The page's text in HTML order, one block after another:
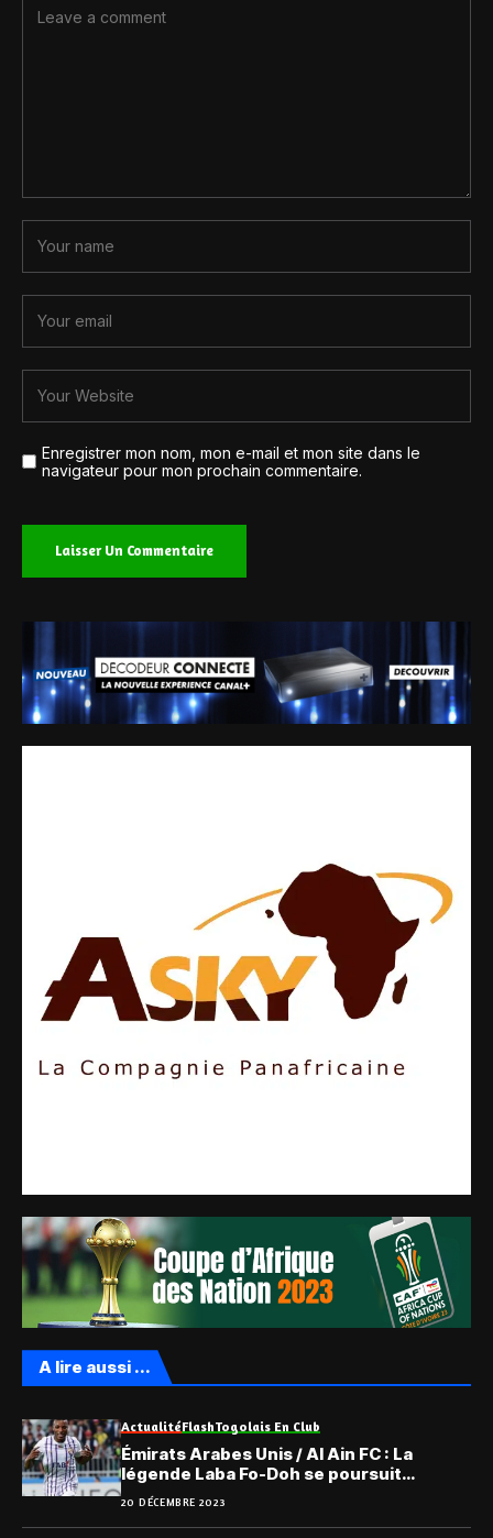
Enregistrer mon nom, mon e-mail et mon site dans le
navigateur pour mon prochain commentaire.
A lire aussi ...
ActualitéFlashTogolais En Club
Émirats Arabes Unis / Al Ain FC : La
légende Laba Fo-Doh se poursuit…
20 DÉCEMBRE 2023